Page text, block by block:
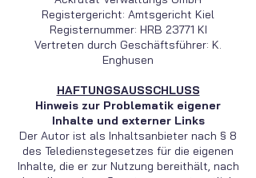
Registergericht: Amtsgericht Kiel
Registernummer: HRB 23771 KI
Vertreten durch Geschäftsführer: K.
Enghusen
HAFTUNGSAUSSCHLUSS
Hinweis zur Problematik eigener
Inhalte und externer Links
Der Autor ist als Inhaltsanbieter nach § 8
des Teledienstegesetzes für die eigenen
Inhalte, die er zur Nutzung bereithält, nach